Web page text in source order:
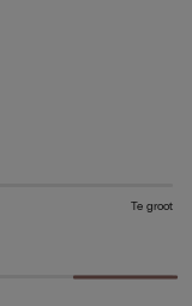
Te groot